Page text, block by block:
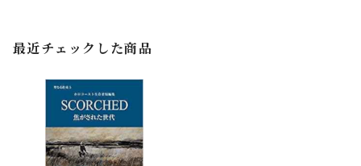
最近チェックした商品